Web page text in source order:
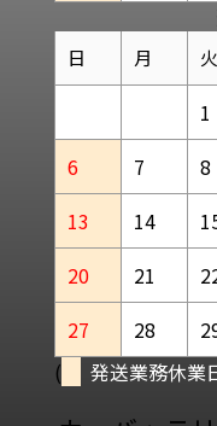
日 月 火
1
6
7 8
13
14
20
21
27
28
(
発送業務休業